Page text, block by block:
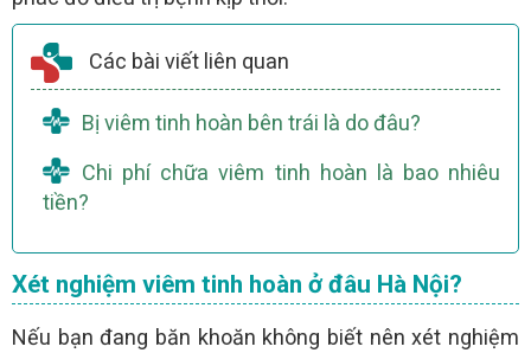
Các bài viết liên quan
Bị viêm tinh hoàn bên trái là do đâu?
Chi phí chữa viêm tinh hoàn là bao nhiêu
tiền?
Xét nghiệm viêm tinh hoàn ở đâu Hà Nội?
Nếu bạn đang băn khoăn không biết nên xét nghiệm